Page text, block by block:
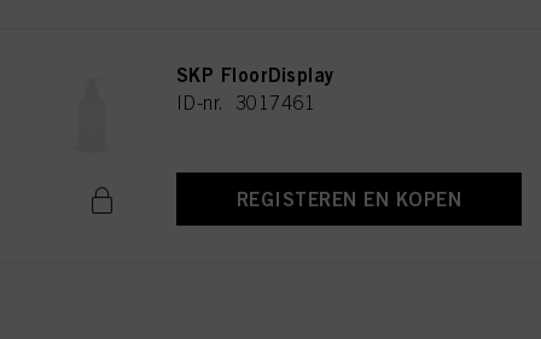
SKP FloorDisplay
ID-nr. 3017461
REGISTEREN EN KOPEN